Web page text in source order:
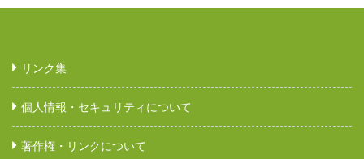
リンク集
個人情報・セキュリティについて
著作権・リンクについて